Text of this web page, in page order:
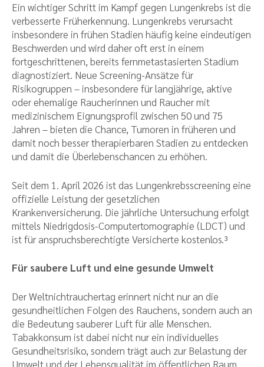
Ein wichtiger Schritt im Kampf gegen Lungenkrebs ist die
verbesserte Früherkennung. Lungenkrebs verursacht
insbesondere in frühen Stadien häufig keine eindeutigen
Beschwerden und wird daher oft erst in einem
fortgeschrittenen, bereits fernmetastasierten Stadium
diagnostiziert. Neue Screening-Ansätze für
Risikogruppen – insbesondere für langjährige, aktive
oder ehemalige Raucherinnen und Raucher mit
medizinischem Eignungsprofil zwischen 50 und 75
Jahren – bieten die Chance, Tumoren in früheren und
damit noch besser therapierbaren Stadien zu entdecken
und damit die Überlebenschancen zu erhöhen.
Seit dem 1. April 2026 ist das Lungenkrebsscreening eine
offizielle Leistung der gesetzlichen
Krankenversicherung. Die jährliche Untersuchung erfolgt
mittels Niedrigdosis-Computertomographie (LDCT) und
ist für anspruchsberechtigte Versicherte kostenlos.³
Für saubere Luft und eine gesunde Umwelt
Der Weltnichtrauchertag erinnert nicht nur an die
gesundheitlichen Folgen des Rauchens, sondern auch an
die Bedeutung sauberer Luft für alle Menschen.
Tabakkonsum ist dabei nicht nur ein individuelles
Gesundheitsrisiko, sondern trägt auch zur Belastung der
Umwelt und der Lebensqualität im öffentlichen Raum